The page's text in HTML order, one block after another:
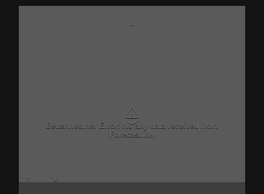
-
⚠
BetterWeather Error: No any data received from
Forecast.io!.